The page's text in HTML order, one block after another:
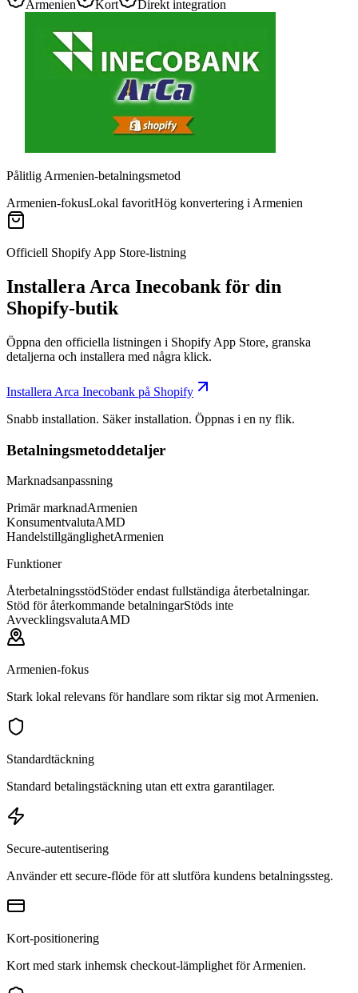
Armenien Kort Direkt integration
Pålitlig Armenien-betalningsmetod
Armenien-fokusLokal favoritHög konvertering i Armenien
Officiell Shopify App Store-listning
Installera Arca Inecobank för din
Shopify-butik
Öppna den officiella listningen i Shopify App Store, granska
detaljerna och installera med några klick.
Installera Arca Inecobank på Shopify
Snabb installation. Säker installation. Öppnas i en ny flik.
Betalningsmetoddetaljer
Marknadsanpassning
Primär marknadArmenien
KonsumentvalutaAMD
HandelstillgänglighetArmenien
Funktioner
ÅterbetalningsstödStöder endast fullständiga återbetalningar.
Stöd för återkommande betalningarStöds inte
AvvecklingsvalutaAMD
Armenien-fokus
Stark lokal relevans för handlare som riktar sig mot Armenien.
Standardtäckning
Standard betalingstäckning utan ett extra garantilager.
Secure-autentisering
Använder ett secure-flöde för att slutföra kundens betalningssteg.
Kort-positionering
Kort med stark inhemsk checkout-lämplighet för Armenien.